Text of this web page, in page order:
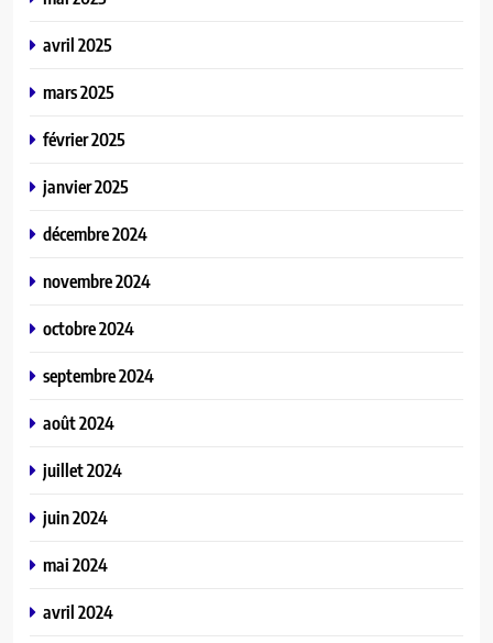
avril 2025
mars 2025
février 2025
janvier 2025
décembre 2024
novembre 2024
octobre 2024
septembre 2024
août 2024
juillet 2024
juin 2024
mai 2024
avril 2024